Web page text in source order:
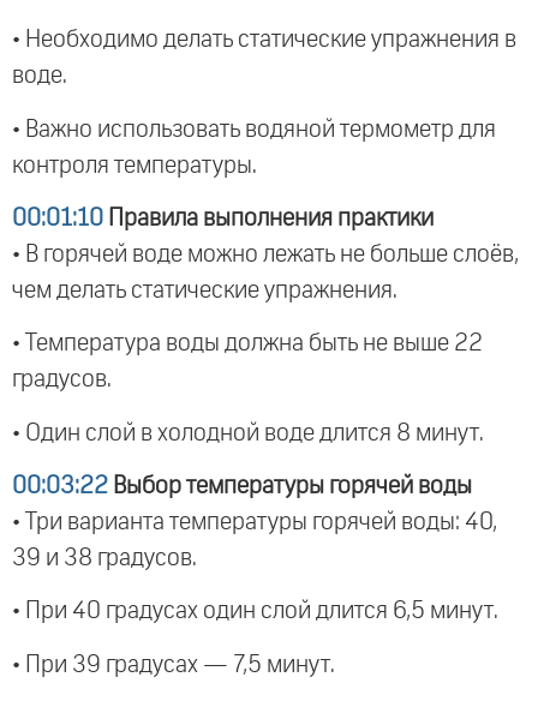
• Необходимо делать статические упражнения в
воде.
• Важно использовать водяной термометр для
контроля температуры.
00:01:10 Правила выполнения практики
• В горячей воде можно лежать не больше слоёв,
чем делать статические упражнения.
• Температура воды должна быть не выше 22
градусов.
• Один слой в холодной воде длится 8 минут.
00:03:22 Выбор температуры горячей воды
• Три варианта температуры горячей воды: 40,
39 и 38 градусов.
• При 40 градусах один слой длится 6,5 минут.
• При 39 градусах — 7,5 минут.